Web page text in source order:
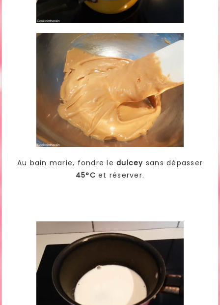
Au bain marie, fondre ledulcey sans dépasser
45°C et réserver.